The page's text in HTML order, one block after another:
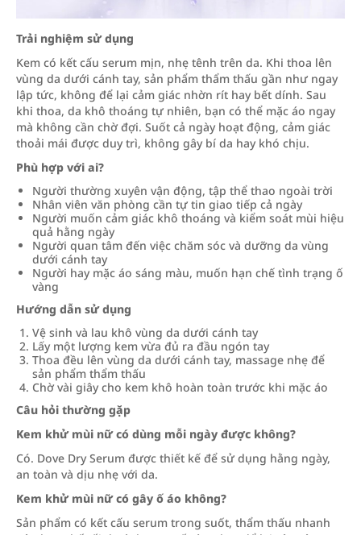
Trải nghiệm sử dụng
Kem có kết cấu serum mịn, nhẹ tênh trên da. Khi thoa lên
vùng da dưới cánh tay, sản phẩm thẩm thấu gần như ngay
lập tức, không để lại cảm giác nhờn rít hay bết dính. Sau
khi thoa, da khô thoáng tự nhiên, bạn có thể mặc áo ngay
mà không cần chờ đợi. Suốt cả ngày hoạt động, cảm giác
thoải mái được duy trì, không gây bí da hay khó chịu.
Phù hợp với ai?
Người thường xuyên vận động, tập thể thao ngoài trời
Nhân viên văn phòng cần tự tin giao tiếp cả ngày
Người muốn cảm giác khô thoáng và kiểm soát mùi hiệu
quả hằng ngày
Người quan tâm đến việc chăm sóc và dưỡng da vùng
dưới cánh tay
Người hay mặc áo sáng màu, muốn hạn chế tình trạng ố
vàng
Hướng dẫn sử dụng
Vệ sinh và lau khô vùng da dưới cánh tay
Lấy một lượng kem vừa đủ ra đầu ngón tay
Thoa đều lên vùng da dưới cánh tay, massage nhẹ để
sản phẩm thẩm thấu
Chờ vài giây cho kem khô hoàn toàn trước khi mặc áo
Câu hỏi thường gặp
Kem khử mùi nữ có dùng mỗi ngày được không?
Có. Dove Dry Serum được thiết kế để sử dụng hằng ngày,
an toàn và dịu nhẹ với da.
Kem khử mùi nữ có gây ố áo không?
Sản phẩm có kết cấu serum trong suốt, thẩm thấu nhanh